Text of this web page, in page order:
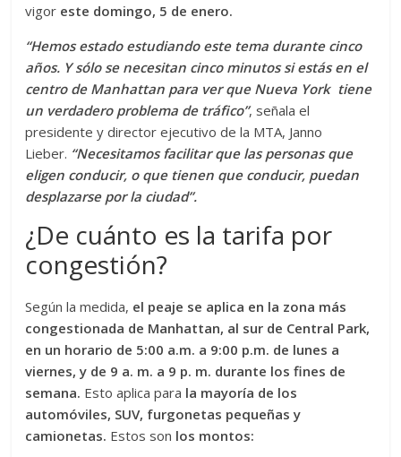
vigor este domingo, 5 de enero.
“Hemos estado estudiando este tema durante cinco
años. Y sólo se necesitan cinco minutos si estás en el
centro de Manhattan para ver que Nueva York tiene
un verdadero problema de tráfico”, señala el
presidente y director ejecutivo de la MTA, Janno
Lieber. “Necesitamos facilitar que las personas que
eligen conducir, o que tienen que conducir, puedan
desplazarse por la ciudad”.
¿De cuánto es la tarifa por
congestión?
Según la medida, el peaje se aplica en la zona más
congestionada de Manhattan, al sur de Central Park,
en un horario de 5:00 a.m. a 9:00 p.m. de lunes a
viernes, y de 9 a. m. a 9 p. m. durante los fines de
semana. Esto aplica para la mayoría de los
automóviles, SUV, furgonetas pequeñas y
camionetas. Estos son los montos: